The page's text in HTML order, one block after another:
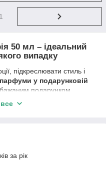
50 мл – ідеальний
випадку
підкреслювати стиль і
парфуми у подарунковій
подарунком.
оформленні
подарунків на будь-які
парфум одразу виглядає
замовлення
за рік